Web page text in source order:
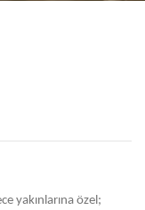
yakınlarına özel;